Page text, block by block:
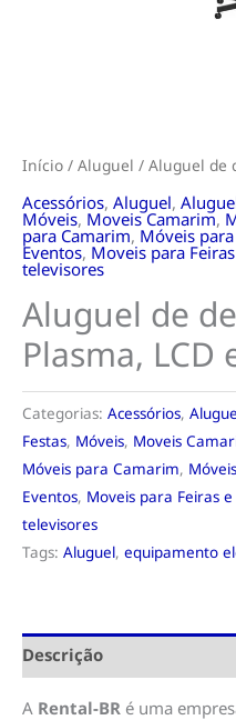
Início / Aluguel / Aluguel de
Acessórios, Aluguel,
Móveis, Moveis Camarim,
para Camarim, Móveis
Eventos, Moveis para
televisores
Aluguel de
Plasma, LCD
Categorias: Acessórios,
Festas, Móveis, Moveis
Móveis para Camarim,
Eventos, Moveis para Feiras e
televisores
Tags: Aluguel, equipamento
Descrição
A Rental-BR é uma